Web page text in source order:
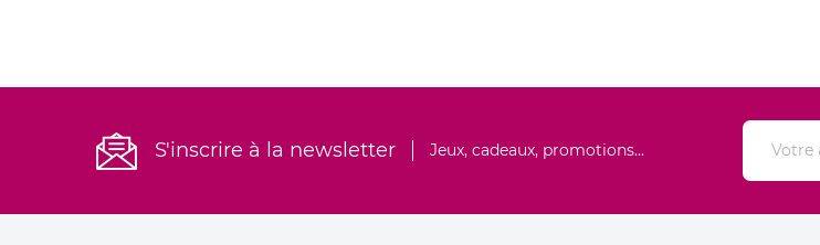
S'inscrire à la newsletter Jeux, cadeaux, promotions...